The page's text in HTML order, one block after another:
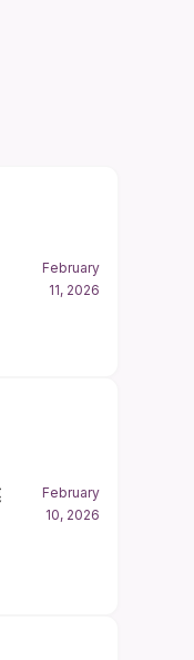
February
11, 2026
February
10, 2026